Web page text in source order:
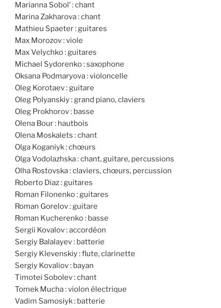
Marianna Sobol’ : chant
Marina Zakharova : chant
Mathieu Spaeter : guitares
Max Morozov : viole
Max Velychko : guitares
Michael Sydorenko : saxophone
Oksana Podmaryova : violoncelle
Oleg Korotaev : guitare
Oleg Polyanskiy : grand piano, claviers
Oleg Prokhorov : basse
Olena Bour : hautbois
Olena Moskalets : chant
Olga Koganiyk : chœurs
Olga Vodolazhska : chant, guitare, percussions
Olha Rostovska : claviers, chœurs, percussion
Roberto Diaz : guitares
Roman Filonenko : guitares
Roman Gorelov : guitare
Roman Kucherenko : basse
Sergii Kovalov : accordéon
Sergiy Balalayev : batterie
Sergiy Klevenskiy : flute, clarinette
Sergiy Kovaliov : bayan
Timotei Sobolev : chant
Tomek Mucha : violon électrique
Vadim Samosiyk : batterie